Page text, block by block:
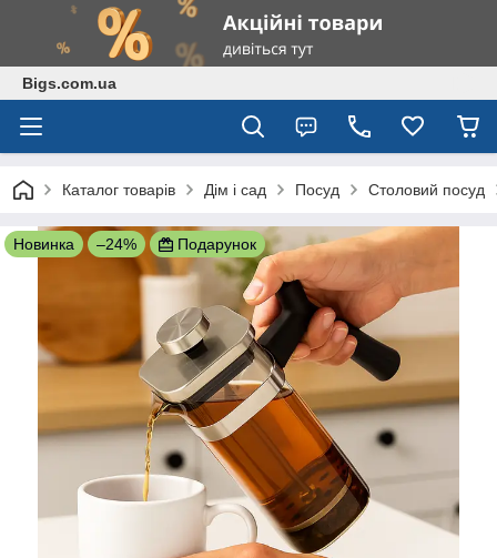
Bigs.com.ua
Каталог товарів Дім і сад Посуд Столовий посуд
Новинка –24% Подарунок